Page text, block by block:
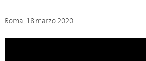
Roma, 18 marzo 2020